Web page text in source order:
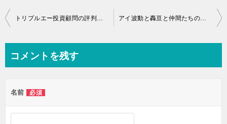
投
ビ
ー
シ
トリプルエー投資顧問の評判と評価をチェックしました。 アイ波動と轟亘と仲間たちの評判と評価をチェックしました。
コメントを残す
名前 必須